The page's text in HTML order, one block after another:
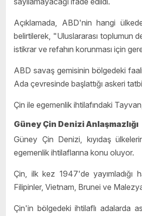
Açıklamada, ABD'nin hangi
belirtilerek, "Uluslararası toplumun
istikrar ve refahın korunması için
ABD savaş gemisinin bölgedeki
Ada çevresinde başlattığı askeri
Çin ile egemenlik ihtilafındaki
Güney Çin Denizi Anlaşmazlığı
Güney Çin Denizi, kıyıdaş
egemenlik ihtilaflarına konu oluyor.
Çin, ilk kez 1947'de yayımladığı
Filipinler, Vietnam, Brunei ve
Çin'in bölgedeki ihtilaflı adalarda